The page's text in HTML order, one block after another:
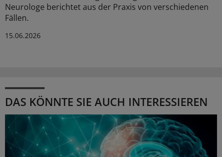
Neurologe berichtet aus der Praxis von verschiedenen
Fällen.
15.06.2026
DAS KÖNNTE SIE AUCH INTERESSIEREN